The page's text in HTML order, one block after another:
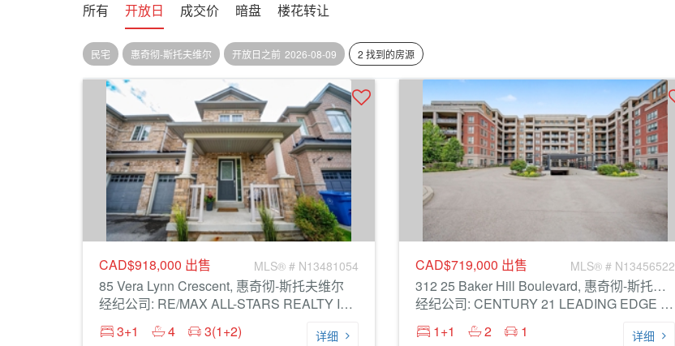
所有 开放日 成交价 暗盘 楼花转让
民宅 惠奇彻-斯托夫维尔 开放日之前 2026-08-09 2 找到的房源
CAD$918,000 出售 MLS® # N13481054
85 Vera Lynn Crescent, 惠奇彻-斯托夫维尔
经纪公司: RE/MAX ALL-STARS REALTY INC.
3+1
4 3(1+2) 详细
CAD$719,000 出售 MLS® # N13456522
312 25 Baker Hill Boulevard, 惠奇彻-斯托夫维尔
经纪公司: CENTURY 21 LEADING EDGE REALTY INC.
1+1
2 1 详细